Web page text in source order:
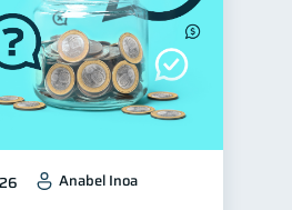
1
1
1
Anabel Inoa